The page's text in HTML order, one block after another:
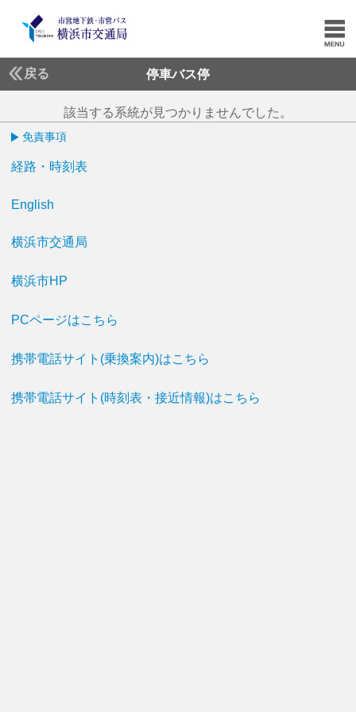
戻る 停車バス停
該当する系統が見つかりませんでした。
免責事項
経路・時刻表
English
横浜市交通局
横浜市HP
PCページはこちら
携帯電話サイト(乗換案内)はこちら
携帯電話サイト(時刻表・接近情報)はこちら